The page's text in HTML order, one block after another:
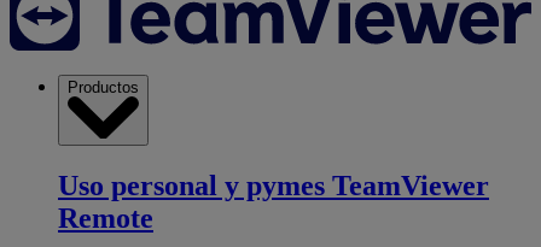
Productos
Uso personal y pymes TeamViewer
Remote